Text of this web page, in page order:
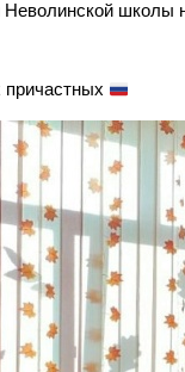
Неволинской школы
причастных